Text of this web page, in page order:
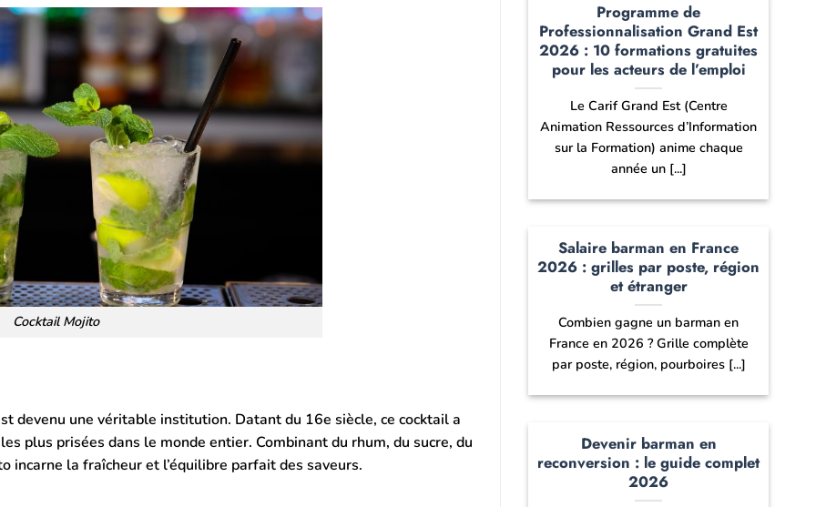
Cocktail Mojito
devenu une véritable institution. Datant du 16e siècle, ce cocktail a
plus prisées dans le monde entier. Combinant du rhum, du sucre, du
incarne la fraîcheur et l’équilibre parfait des saveurs.
Programme de
Professionnalisation Grand Est
2026 : 10 formations gratuites
pour les acteurs de l’emploi
Le Carif Grand Est (Centre
Animation Ressources d’Information
sur la Formation) anime chaque
année un [...]
Salaire barman en France
2026 : grilles par poste, région
et étranger
Combien gagne un barman en
France en 2026 ? Grille complète
par poste, région, pourboires [...]
Devenir barman en
reconversion : le guide complet
2026